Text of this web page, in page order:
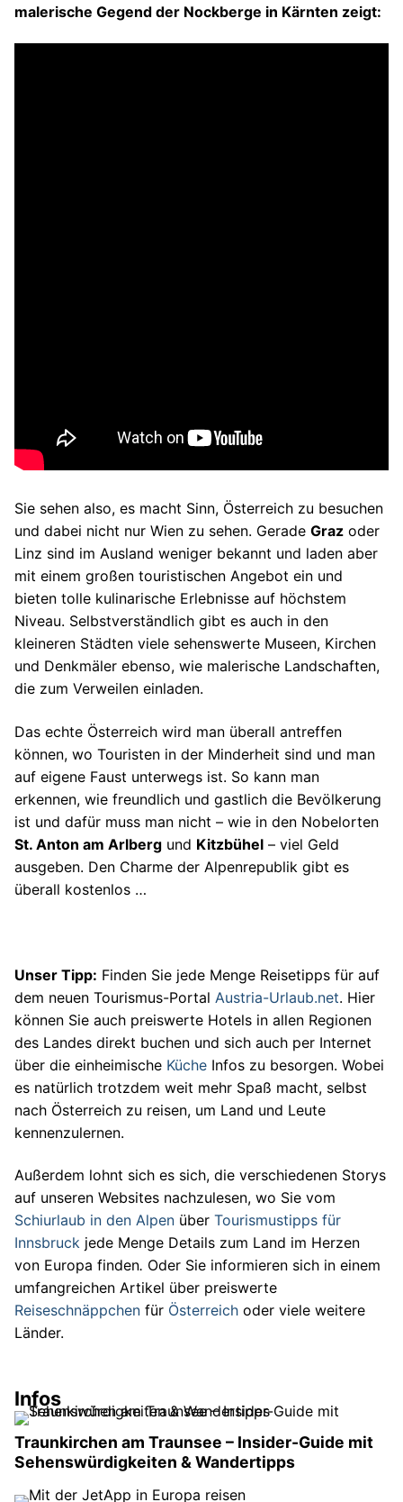
malerische Gegend der Nockberge in Kärnten zeigt:
Sie sehen also, es macht Sinn, Österreich zu besuchen
und dabei nicht nur Wien zu sehen. Gerade Graz oder
Linz sind im Ausland weniger bekannt und laden aber
mit einem großen touristischen Angebot ein und
bieten tolle kulinarische Erlebnisse auf höchstem
Niveau. Selbstverständlich gibt es auch in den
kleineren Städten viele sehenswerte Museen, Kirchen
und Denkmäler ebenso, wie malerische Landschaften,
die zum Verweilen einladen.
Das echte Österreich wird man überall antreffen
können, wo Touristen in der Minderheit sind und man
auf eigene Faust unterwegs ist. So kann man
erkennen, wie freundlich und gastlich die Bevölkerung
ist und dafür muss man nicht – wie in den Nobelorten
St. Anton am Arlberg und Kitzbühel – viel Geld
ausgeben. Den Charme der Alpenrepublik gibt es
überall kostenlos …
Unser Tipp: Finden Sie jede Menge Reisetipps für auf
dem neuen Tourismus-Portal Austria-Urlaub.net. Hier
können Sie auch preiswerte Hotels in allen Regionen
des Landes direkt buchen und sich auch per Internet
über die einheimische Küche Infos zu besorgen. Wobei
es natürlich trotzdem weit mehr Spaß macht, selbst
nach Österreich zu reisen, um Land und Leute
kennenzulernen.
Außerdem lohnt sich es sich, die verschiedenen Storys
auf unseren Websites nachzulesen, wo Sie vom
Schiurlaub in den Alpen über Tourismustipps für
Innsbruck jede Menge Details zum Land im Herzen
von Europa finden. Oder Sie informieren sich in einem
umfangreichen Artikel über preiswerte
Reiseschnäppchen für Österreich oder viele weitere
Länder.
Infos
Traunkirchen am Traunsee – Insider-Guide mit
Sehenswürdigkeiten & Wandertipps